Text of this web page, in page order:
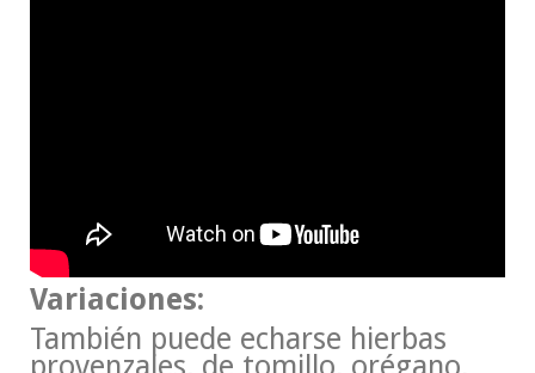
Variaciones:
También puede echarse hierbas